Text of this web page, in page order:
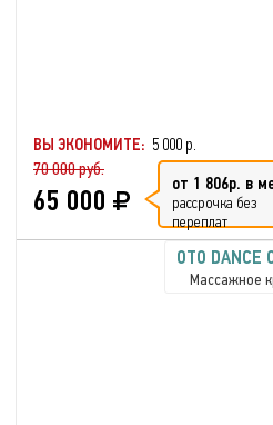
ВЫ ЭКОНОМИТЕ: 5 000 р.
70 000 руб.
65 000 от 1 806р. в
рассрочка без
переплат
OTO DANCE
Массажное